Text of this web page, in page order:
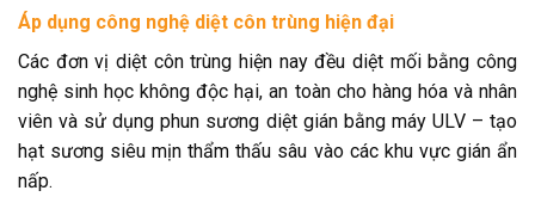
Áp dụng công nghệ diệt côn trùng hiện đại
Các đơn vị diệt côn trùng hiện nay đều diệt mối bằng công
nghệ sinh học không độc hại, an toàn cho hàng hóa và nhân
viên và sử dụng phun sương diệt gián bằng máy ULV – tạo
hạt sương siêu mịn thẩm thấu sâu vào các khu vực gián ẩn
nấp.